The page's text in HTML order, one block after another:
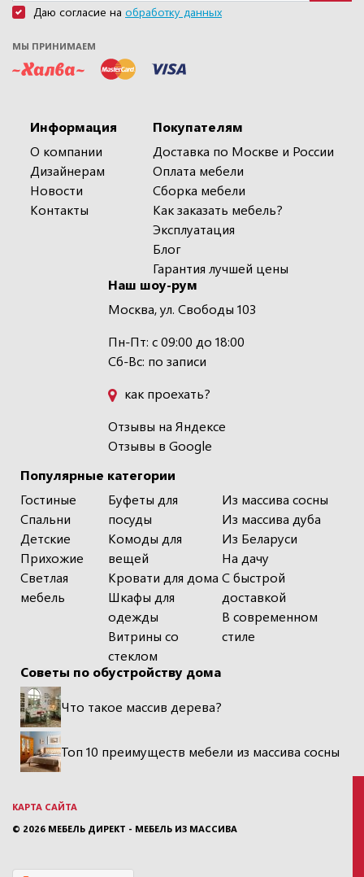
Даю согласие на обработку данных
МЫ ПРИНИМАЕМ
Информация
О компании
Дизайнерам
Новости
Контакты
Популярные категории
Гостиные
Спальни
Детские
Прихожие
Светлая
мебель
Буфеты для
посуды
Комоды для
вещей
Кровати для дома
Шкафы для
одежды
Витрины со
стеклом
Из массива сосны
Из массива дуба
Из Беларуси
На дачу
С быстрой
доставкой
В современном
стиле
Покупателям
Доставка по Москве и России
Оплата мебели
Сборка мебели
Как заказать мебель?
Эксплуатация
Блог
Гарантия лучшей цены
Наш шоу-рум
Москва, ул. Свободы 103
Пн-Пт: с 09:00 до 18:00
Сб-Вс: по записи
как проехать?
Отзывы на Яндексе
Отзывы в Google
Советы по обустройству дома
Что такое массив дерева?
Топ 10 преимуществ мебели из массива сосны
КАРТА САЙТА
© 2026 МЕБЕЛЬ ДИРЕКТ - МЕБЕЛЬ ИЗ МАССИВА